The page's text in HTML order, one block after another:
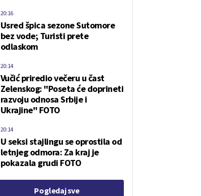
Usred špica sezone Sutomore
bez vode; Turisti prete
odlaskom
20:16
Vučić priredio večeru u čast
Zelenskog: "Poseta će doprineti
razvoju odnosa Srbije i
Ukrajine" FOTO
20:14
U seksi stajlingu se oprostila od
letnjeg odmora: Za kraj je
pokazala grudi FOTO
20:14
Pogledaj sve